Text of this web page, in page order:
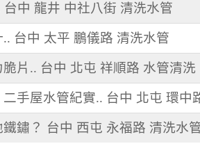
中 龍井 中社八街 清洗水管
台中 太平 鵬儀路 清洗水管
片.. 台中 北屯 祥順路 水管清洗
手屋水管紀實.. 台中 北屯 環中
鏽？ 台中 西屯 永福路 清洗水